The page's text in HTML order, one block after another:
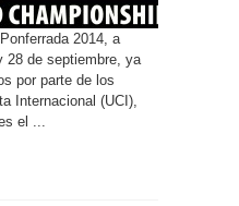
2014, a
28 de septiembre, ya
por parte de los
Internacional (UCI),
el ...